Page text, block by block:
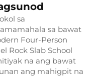
sa
sa bawat
Four-Person
Rock Slab School
na ang bawat
ang mahigpit na